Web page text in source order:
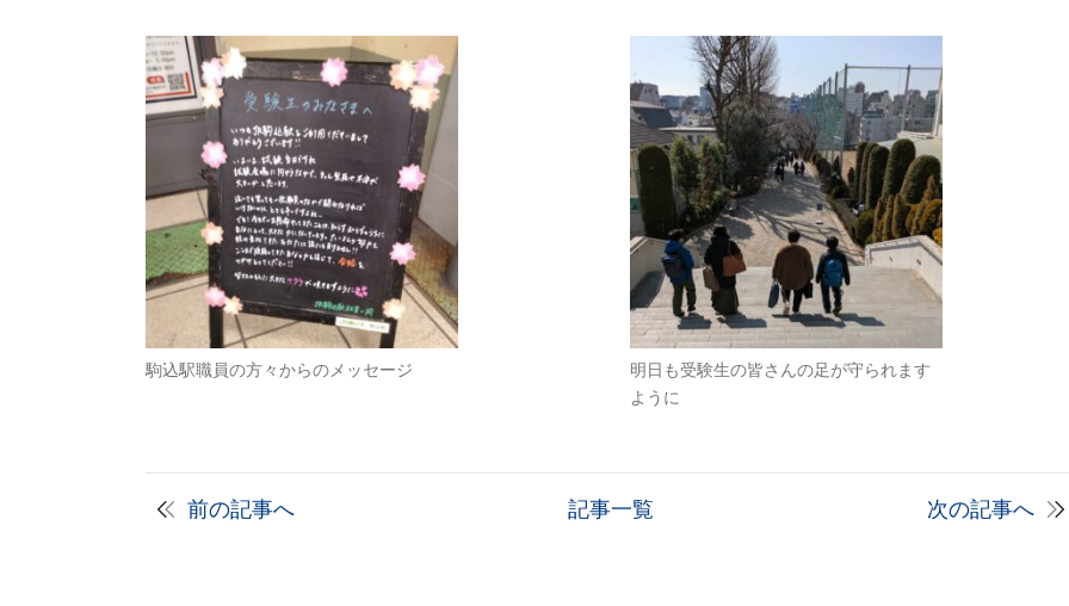
駒込駅職員の方々からのメッセージ
明日も受験生の皆さんの足が守られます
ように
前の記事へ 記事一覧 次の記事へ